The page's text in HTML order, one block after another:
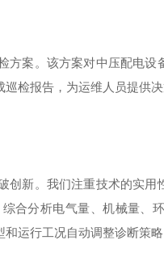
方案。该方案对中压配电
检报告，为运维人员提供决
新。我们注重技术的实
合分析电气量、机械量、
运行工况自动调整诊断策